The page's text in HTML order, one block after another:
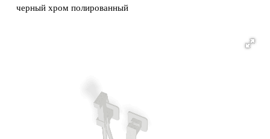
черный хром полированный